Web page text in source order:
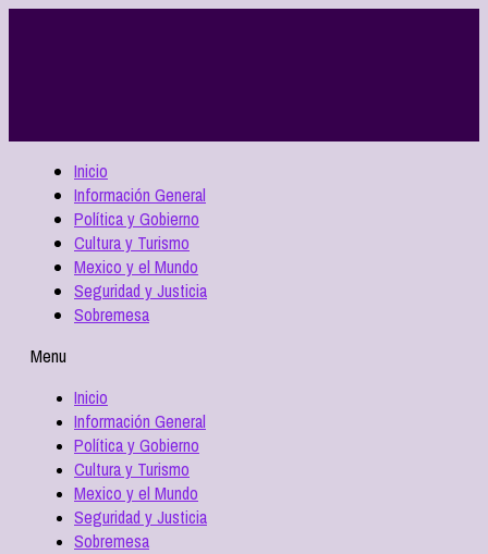
Inicio
Información General
Política y Gobierno
Cultura y Turismo
Mexico y el Mundo
Seguridad y Justicia
Sobremesa
Menu
Inicio
Información General
Política y Gobierno
Cultura y Turismo
Mexico y el Mundo
Seguridad y Justicia
Sobremesa